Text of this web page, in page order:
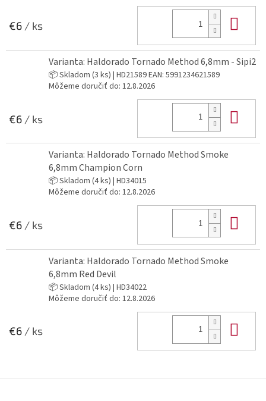
€6 / ks
Varianta: Haldorado Tornado Method 6,8mm - Sipi2
📦 Skladom (3 ks) | HD21589EAN: 5991234621589
Môžeme doručiť do: 12.8.2026
€6 / ks
Varianta: Haldorado Tornado Method Smoke
6,8mm Champion Corn
📦 Skladom (4 ks) | HD34015
Môžeme doručiť do: 12.8.2026
€6 / ks
Varianta: Haldorado Tornado Method Smoke
6,8mm Red Devil
📦 Skladom (4 ks) | HD34022
Môžeme doručiť do: 12.8.2026
€6 / ks